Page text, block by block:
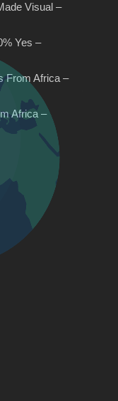
rijles
van
bij uw
naar
– Why
Perfect
Visual –
Yes –
From Africa –
Africa –